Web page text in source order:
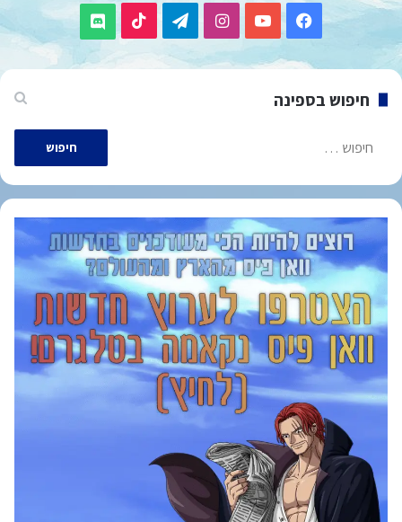
Facebook
YouTube
Instagram
Telegram
TikTok
Discord
חיפוש בספינה
חיפוש: